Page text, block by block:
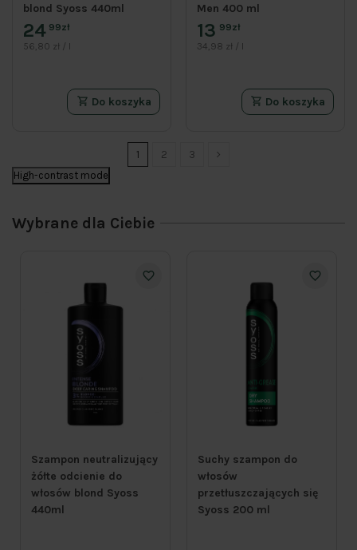
blond Syoss 440ml
24 99zł
56,80 zł / l
Do koszyka
Men 400 ml
13 99zł
34,98 zł / l
Do koszyka
1 2
3
High-contrast mode
Wybrane dla Ciebie
Szampon neutralizujący
żółte odcienie do
włosów blond Syoss
440ml
Suchy szampon do
włosów
przetłuszczających się
Syoss 200 ml